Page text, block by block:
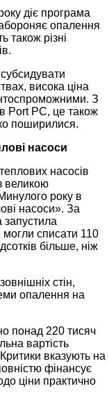
діє програма
опалення
також різні
висока ціна
З
Port PC, це також
поширилися.
насоси
насосів
великою
року в
насоси». За
могли списати 110
більше, ніж
стін,
опалення на
понад 220 тисяч
вартість
вказують на
фінансує
ціни практично